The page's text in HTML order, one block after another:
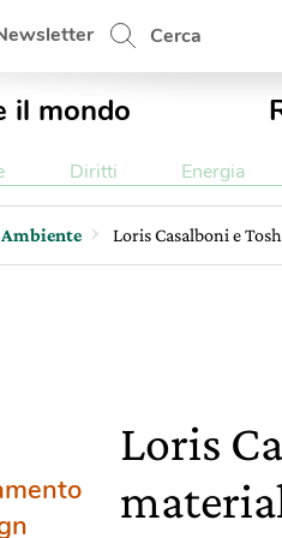
Cerca
il mondo
Diritti Energia
Ambiente Loris Casalboni e
Loris